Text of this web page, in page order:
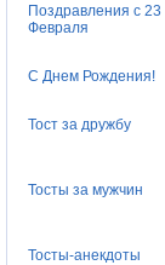
Поздравления с 23
Февраля
С Днем Рождения!
Тост за дружбу
Тосты за мужчин
Тосты-анекдоты